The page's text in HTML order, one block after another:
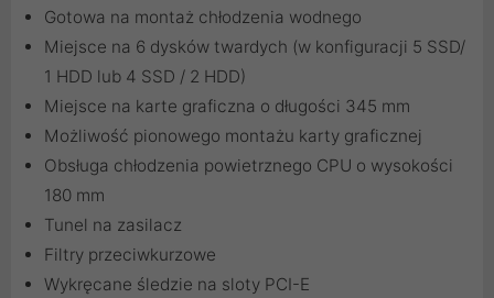
Gotowa na montaż chłodzenia wodnego
Miejsce na 6 dysków twardych (w konfiguracji 5 SSD/
1 HDD lub 4 SSD / 2 HDD)
Miejsce na karte graficzna o długości 345 mm
Możliwość pionowego montażu karty graficznej
Obsługa chłodzenia powietrznego CPU o wysokości
180 mm
Tunel na zasilacz
Filtry przeciwkurzowe
Wykręcane śledzie na sloty PCI-E